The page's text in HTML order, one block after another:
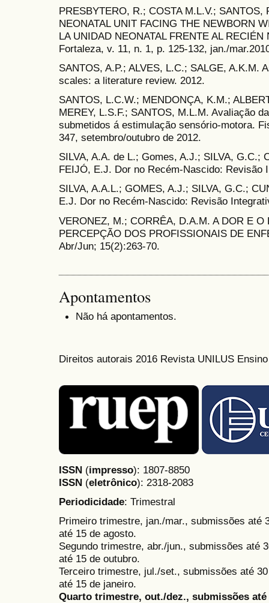
PRESBYTERO, R.; COSTA M.L.V.;
NEONATAL UNIT FACING THE NEWBORN
LA UNIDAD NEONATAL FRENTE AL
Fortaleza, v. 11, n. 1, p. 125-132, jan./
SANTOS, A.P.; ALVES, L.C.; SALGE, A.K.M.
scales: a literature review. 2012.
SANTOS, L.C.W.; MENDONÇA, K.M.;
MEREY, L.S.F.; SANTOS, M.L.M. Avaliação
submetidos á estimulação sensório-motora.
347, setembro/outubro de 2012.
SILVA, A.A. de L.; Gomes, A.J.; SILVA, G.C.;
FEIJÓ, E.J. Dor no Recém-Nascido: Revisão
SILVA, A.A.L.; GOMES, A.J.; SILVA, G.C.;
E.J. Dor no Recém-Nascido: Revisão
VERONEZ, M.; CORRÊA, D.A.M. A DOR E
PERCEPÇÃO DOS PROFISSIONAIS DE
Abr/Jun; 15(2):263-70.
Apontamentos
Não há apontamentos.
Direitos autorais 2016 Revista UNILUS
ISSN (impresso): 1807-8850
ISSN (eletrônico): 2318-2083
Periodicidade: Trimestral
Primeiro trimestre, jan./mar., submissões até
até 15 de agosto.
Segundo trimestre, abr./jun., submissões até
até 15 de outubro.
Terceiro trimestre, jul./set., submissões até
até 15 de janeiro.
Quarto trimestre, out./dez., submissões